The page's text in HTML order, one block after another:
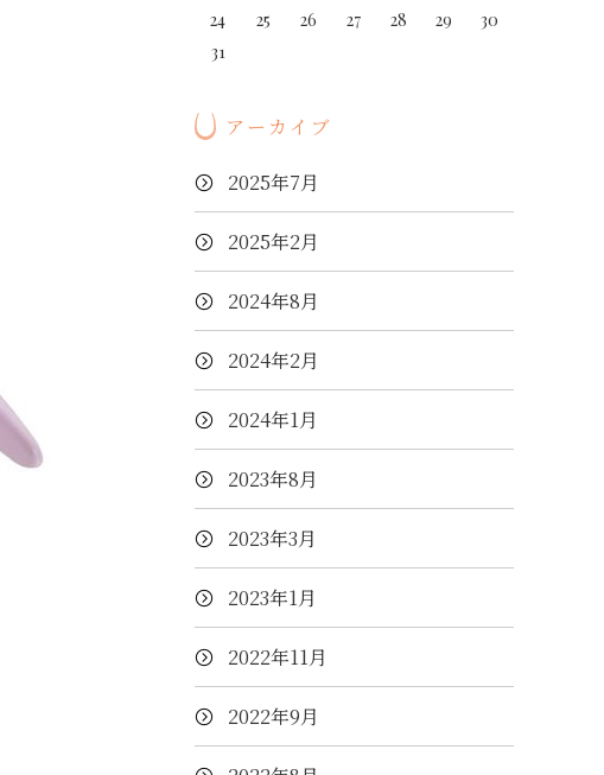
24
25 26 27 28 29
30
31
アーカイブ
2025年7月
2025年2月
2024年8月
2024年2月
2024年1月
2023年8月
2023年3月
2023年1月
2022年11月
2022年9月